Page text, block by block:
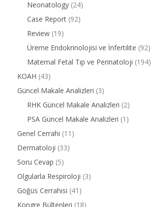
Neonatology (24)
Case Report (92)
Review (19)
Üreme Endokrinolojisi ve İnfertilite (92)
Maternal Fetal Tıp ve Perinatoloji (194)
KOAH (43)
Güncel Makale Analizleri (3)
RHK Güncel Makale Analizleri (2)
PSA Güncel Makale Analizleri (1)
Genel Cerrahi (11)
Dermatoloji (33)
Soru Cevap (5)
Olgularla Respiroloji (3)
Göğüs Cerrahisi (41)
Kongre Bültenleri (18)